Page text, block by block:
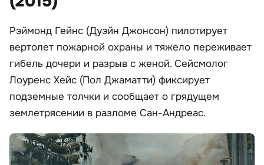
Рэймонд Гейнс (Дуэйн Джонсон) пилотирует
вертолет пожарной охраны и тяжело переживает
гибель дочери и разрыв с женой. Сейсмолог
Лоуренс Хейс (Пол Джаматти) фиксирует
подземные толчки и сообщает о грядущем
землетрясении в разломе Сан-Андреас.